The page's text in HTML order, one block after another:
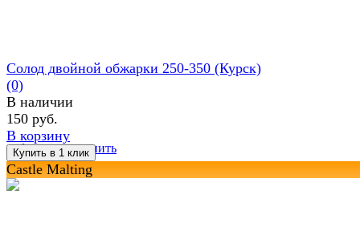
избранное сравнить
Солод двойной обжарки 250-350 (Курск)
(0)
В наличии
150 руб.
В корзину
Castle Malting